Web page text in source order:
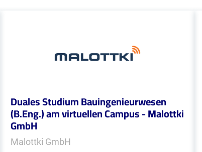
Duales Studium Bauingenieurwesen
(B.Eng.) am virtuellen Campus - Malottki
GmbH
Malottki GmbH